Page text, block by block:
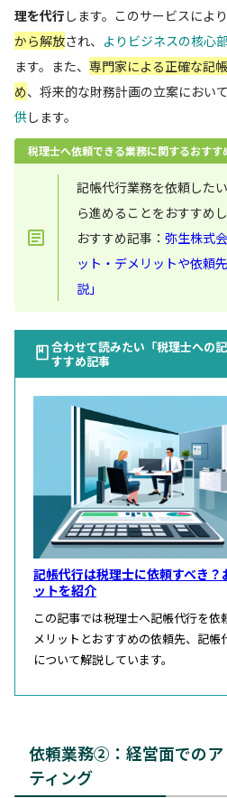
理を代行 します。このサービスによ
から解放され、 よりビジネスの核心
ます。また、 専門家による正確な記
め、将来的な財務計画の立案におい
供します。
税理士へ依頼できる業務に関するおすす
記帳代行業務を依頼した
ら進めることをおすすめし
おすすめ記事： 弥生株式
ット・デメリットや依頼
説」
合わせて読みたい「税理士への
すすめ記事
記帳代行は税理士に依頼すべき？
ットを紹介
この記事では税理士へ記帳代行を
メリットとおすすめの依頼先、記
について解説しています。
依頼業務②：経営面でのア
ティング